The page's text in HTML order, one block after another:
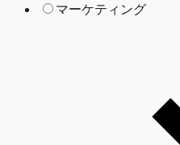
マーケティング